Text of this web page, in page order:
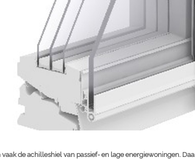
de achilleshiel van passief- en lage energiewoningen.